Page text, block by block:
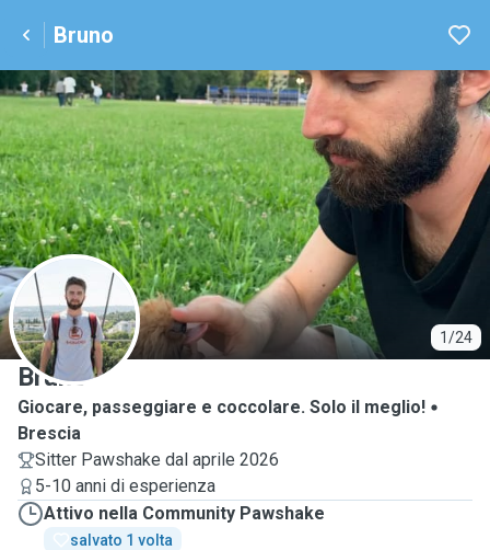
Bruno
1/24
B
Bruno
Giocare, passeggiare e coccolare. Solo il meglio!
Brescia
Sitter Pawshake dal aprile 2026
5-10 anni di esperienza
Attivo nella Community Pawshake
salvato 1 volta